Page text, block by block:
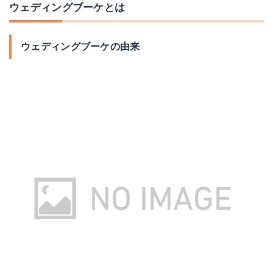
ウェディングブーケとは
ウェディングブーケの由来